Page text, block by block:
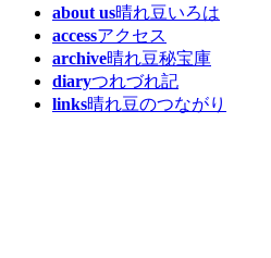
about us晴れ豆いろは
accessアクセス
archive晴れ豆秘宝庫
diaryつれづれ記
links晴れ豆のつながり